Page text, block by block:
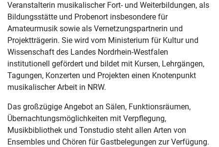
Veranstalterin musikalischer Fort- und Weiterbildungen, als
Bildungsstätte und Probenort insbesondere für
Amateurmusik sowie als Vernetzungspartnerin und
Projektträgerin. Sie wird vom Ministerium für Kultur und
Wissenschaft des Landes Nordrhein-Westfalen
institutionell gefördert und bildet mit Kursen, Lehrgängen,
Tagungen, Konzerten und Projekten einen Knotenpunkt
musikalischer Arbeit in NRW.
Das großzügige Angebot an Sälen, Funktionsräumen,
Übernachtungsmöglichkeiten mit Verpflegung,
Musikbibliothek und Tonstudio steht allen Arten von
Ensembles und Chören für Gastbelegungen zur Verfügung.